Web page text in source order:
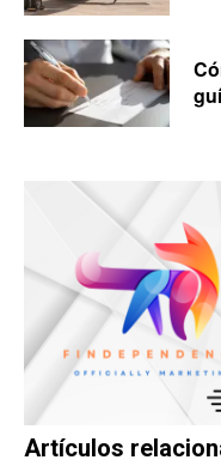
Artículos